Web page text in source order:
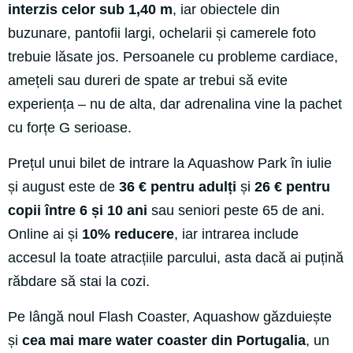
interzis celor sub 1,40 m, iar obiectele din
buzunare, pantofii largi, ochelarii și camerele foto
trebuie lăsate jos. Persoanele cu probleme cardiace,
amețeli sau dureri de spate ar trebui să evite
experiența – nu de alta, dar adrenalina vine la pachet
cu forțe G serioase.
Prețul unui bilet de intrare la Aquashow Park în iulie
și august este de 36 € pentru adulți și 26 € pentru
copii între 6 și 10 ani sau seniori peste 65 de ani.
Online ai și 10% reducere, iar intrarea include
accesul la toate atracțiile parcului, asta dacă ai puțină
răbdare să stai la cozi.
Pe lângă noul Flash Coaster, Aquashow găzduiește
și cea mai mare water coaster din Portugalia, un